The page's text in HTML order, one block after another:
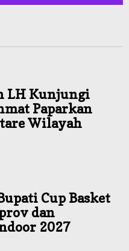
LH Kunjungi
Paparkan
Wilayah
Cup Basket
dan
2027